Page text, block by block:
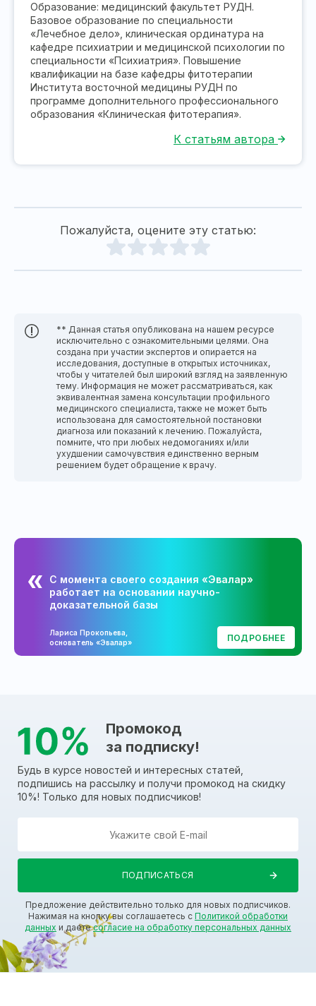
Образование: медицинский факультет РУДН.
Базовое образование по специальности
«Лечебное дело», клиническая ординатура на
кафедре психиатрии и медицинской психологии по
специальности «Психиатрия». Повышение
квалификации на базе кафедры фитотерапии
Института восточной медицины РУДН по
программе дополнительного профессионального
образования «Клиническая фитотерапия».
К статьям автора
Пожалуйста, оцените эту статью:
** Данная статья опубликована на нашем ресурсе
исключительно с ознакомительными целями. Она
создана при участии экспертов и опирается на
исследования, доступные в открытых источниках,
чтобы у читателей был широкий взгляд на заявленную
тему. Информация не может рассматриваться, как
эквивалентная замена консультации профильного
медицинского специалиста, также не может быть
использована для самостоятельной постановки
диагноза или показаний к лечению. Пожалуйста,
помните, что при любых недомоганиях и/или
ухудшении самочувствия единственно верным
решением будет обращение к врачу.
С момента своего создания «Эвалар»
работает на основании научно-
доказательной базы
Лариса Прокопьева,
основатель «Эвалар»
ПОДРОБНЕЕ
Промокод
за подписку!
Будь в курсе новостей и интересных статей,
подпишись на рассылку и получи промокод на скидку
10%! Только для новых подписчиков!
Предложение действительно только для новых подписчиков.
Нажимая на кнопку вы соглашаетесь с Политикой обработки
данных и даетесогласие на обработку персональных данных